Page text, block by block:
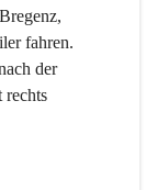
fahren.
der
rechts